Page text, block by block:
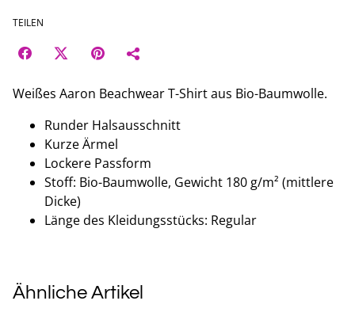
TEILEN
Weißes Aaron Beachwear T-Shirt aus Bio-Baumwolle.
Runder Halsausschnitt
Kurze Ärmel
Lockere Passform
Stoff: Bio-Baumwolle, Gewicht 180 g/m² (mittlere
Dicke)
Länge des Kleidungsstücks: Regular
Ähnliche Artikel